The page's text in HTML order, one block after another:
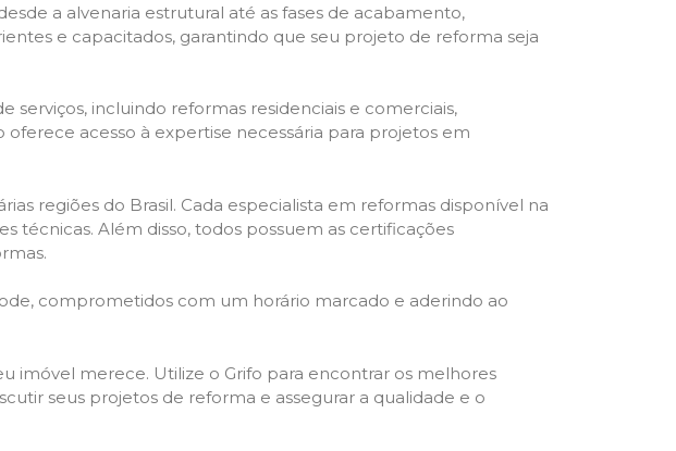
a alvenaria estrutural até as fases de acabamento,
e capacitados, garantindo que seu projeto de reforma seja
serviços, incluindo reformas residenciais e comerciais,
acesso à expertise necessária para projetos em
regiões do Brasil. Cada especialista em reformas disponível na
técnicas. Além disso, todos possuem as certificações
comprometidos com um horário marcado e aderindo ao
imóvel merece. Utilize o Grifo para encontrar os melhores
seus projetos de reforma e assegurar a qualidade e o